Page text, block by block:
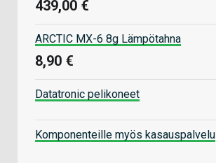
439,00 €
ARCTIC MX-6 8g Lämpötahna
8,90 €
Datatronic pelikoneet
Komponenteille myös kasauspalvelu